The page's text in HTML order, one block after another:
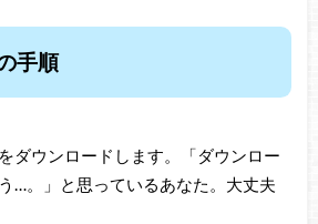
手順
ダウンロードします。「ダウンロー
…。」と思っているあなた。大丈夫